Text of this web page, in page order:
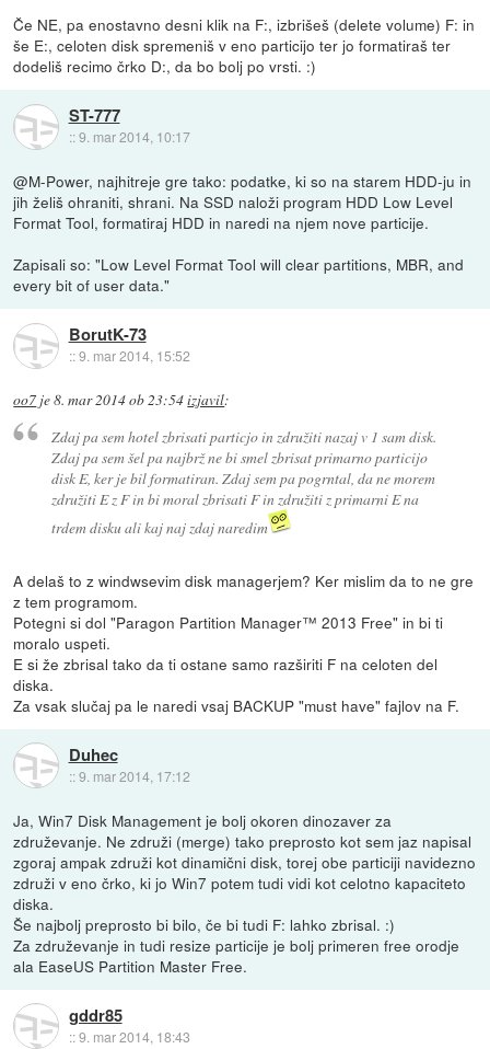
Če NE, pa enostavno desni klik na F:, izbrišeš (delete volume) F: in
še E:, celoten disk spremeniš v eno particijo ter jo formatiraš ter
dodeliš recimo črko D:, da bo bolj po vrsti. :)
ST-777
::9. mar 2014, 10:17
@M-Power, najhitreje gre tako: podatke, ki so na starem HDD-ju in
jih želiš ohraniti, shrani. Na SSD naloži program HDD Low Level
Format Tool, formatiraj HDD in naredi na njem nove particije.
Zapisali so: "Low Level Format Tool will clear partitions, MBR, and
every bit of user data."
BorutK-73
::9. mar 2014, 15:52
oo7 je8. mar 2014 ob 23:54izjavil:
Zdaj pa sem hotel zbrisati particjo in združiti nazaj v 1 sam disk.
Zdaj pa sem šel pa najbrž ne bi smel zbrisat primarno particijo
disk E, ker je bil formatiran. Zdaj sem pa pogrntal, da ne morem
združiti E z F in bi moral zbrisati F in združiti z primarni E na
trdem disku ali kaj naj zdaj naredim
A delaš to z windwsevim disk managerjem? Ker mislim da to ne gre
z tem programom.
Potegni si dol "Paragon Partition Manager™ 2013 Free" in bi ti
moralo uspeti.
E si že zbrisal tako da ti ostane samo razširiti F na celoten del
diska.
Za vsak slučaj pa le naredi vsaj BACKUP "must have" fajlov na F.
Duhec
::9. mar 2014, 17:12
Ja, Win7 Disk Management je bolj okoren dinozaver za
združevanje. Ne združi (merge) tako preprosto kot sem jaz napisal
zgoraj ampak združi kot dinamični disk, torej obe particiji navidezno
združi v eno črko, ki jo Win7 potem tudi vidi kot celotno kapaciteto
diska.
Še najbolj preprosto bi bilo, če bi tudi F: lahko zbrisal. :)
Za združevanje in tudi resize particije je bolj primeren free orodje
ala EaseUS Partition Master Free.
gddr85
::9. mar 2014, 18:43